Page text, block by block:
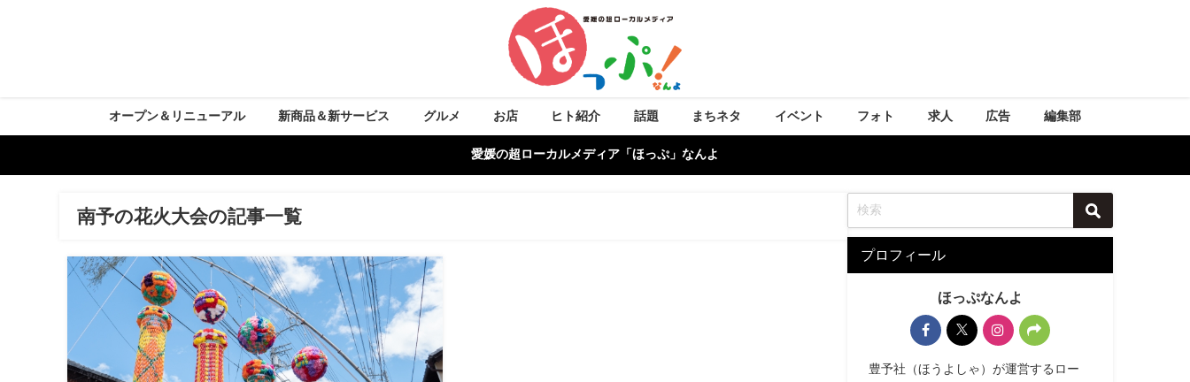
オープン＆リニューアル 新商品＆新サービス グルメ お店 ヒト紹介 話題 まちネタ イベント フォト 求人 広告 編集部
愛媛の超ローカルメディア「ほっぷ」なんよ
南予の花火大会の記事一覧
プロフィール
ほっぷなんよ
豊予社（ほうよしゃ）が運営するロー